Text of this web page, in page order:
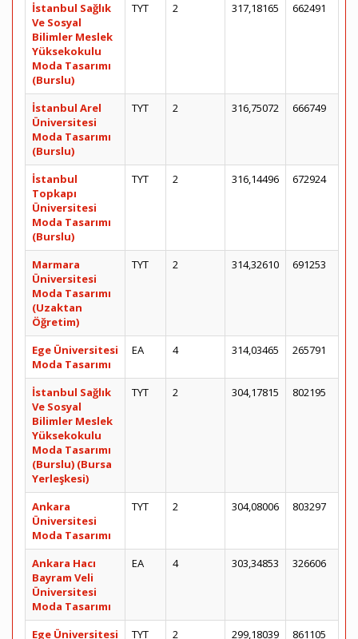
İstanbul Sağlık
Ve Sosyal
Bilimler Meslek
Yüksekokulu
Moda Tasarımı
(Burslu)
TYT 2 317,18165 662491
İstanbul Arel
Üniversitesi
Moda Tasarımı
(Burslu)
TYT 2 316,75072 666749
İstanbul
Topkapı
Üniversitesi
Moda Tasarımı
(Burslu)
TYT 2 316,14496 672924
Marmara
Üniversitesi
Moda Tasarımı
(Uzaktan
Öğretim)
TYT 2 314,32610 691253
Ege Üniversitesi
Moda Tasarımı
EA 4 314,03465 265791
İstanbul Sağlık
Ve Sosyal
Bilimler Meslek
Yüksekokulu
Moda Tasarımı
(Burslu) (Bursa
Yerleşkesi)
TYT 2 304,17815 802195
Ankara
Üniversitesi
Moda Tasarımı
TYT 2 304,08006 803297
Ankara Hacı
Bayram Veli
Üniversitesi
Moda Tasarımı
EA 4 303,34853 326606
Ege Üniversitesi TYT 2 299,18039 861105